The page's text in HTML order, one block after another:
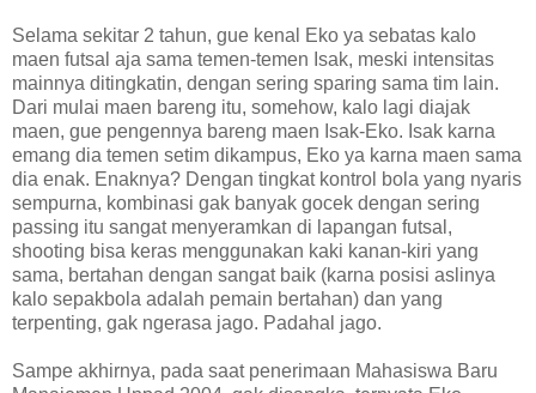
Selama sekitar 2 tahun, gue kenal Eko ya sebatas kalo
maen futsal aja sama temen-temen Isak, meski intensitas
mainnya ditingkatin, dengan sering sparing sama tim lain.
Dari mulai maen bareng itu, somehow, kalo lagi diajak
maen, gue pengennya bareng maen Isak-Eko. Isak karna
emang dia temen setim dikampus, Eko ya karna maen sama
dia enak. Enaknya? Dengan tingkat kontrol bola yang nyaris
sempurna, kombinasi gak banyak gocek dengan sering
passing itu sangat menyeramkan di lapangan futsal,
shooting bisa keras menggunakan kaki kanan-kiri yang
sama, bertahan dengan sangat baik (karna posisi aslinya
kalo sepakbola adalah pemain bertahan) dan yang
terpenting, gak ngerasa jago. Padahal jago.
Sampe akhirnya, pada saat penerimaan Mahasiswa Baru